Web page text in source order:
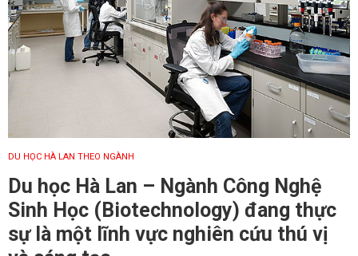
DU HỌC HÀ LAN THEO NGÀNH
Du học Hà Lan – Ngành Công Nghệ
Sinh Học (Biotechnology) đang thực
sự là một lĩnh vực nghiên cứu thú vị